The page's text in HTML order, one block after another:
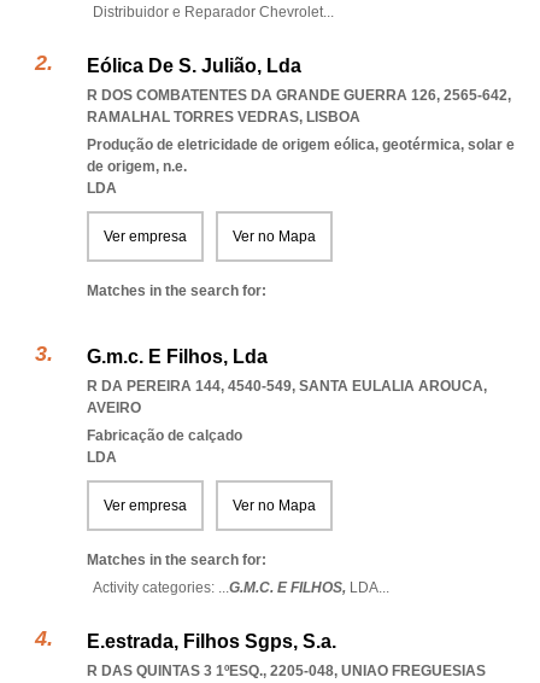
Distribuidor e Reparador Chevrolet...
Eólica De S. Julião, Lda
R DOS COMBATENTES DA GRANDE GUERRA 126, 2565-642,
RAMALHAL TORRES VEDRAS, LISBOA
Produção de eletricidade de origem eólica, geotérmica, solar e
de origem, n.e.
LDA
Ver empresa Ver no Mapa
Matches in the search for:
G.m.c. E Filhos, Lda
R DA PEREIRA 144, 4540-549, SANTA EULALIA AROUCA,
AVEIRO
Fabricação de calçado
LDA
Ver empresa Ver no Mapa
Matches in the search for:
Activity categories: ...G.M.C. E FILHOS, LDA...
E.estrada, Filhos Sgps, S.a.
R DAS QUINTAS 3 1ºESQ., 2205-048, UNIAO FREGUESIAS